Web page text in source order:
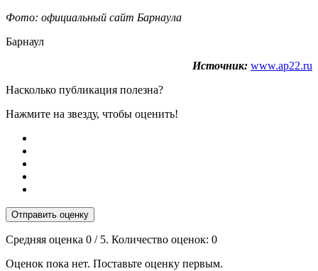
Фото: официальный сайт Барнаула
Барнаул
Источник: www.ap22.ru
Насколько публикация полезна?
Нажмите на звезду, чтобы оценить!
Отправить оценку
Средняя оценка 0 / 5. Количество оценок: 0
Оценок пока нет. Поставьте оценку первым.